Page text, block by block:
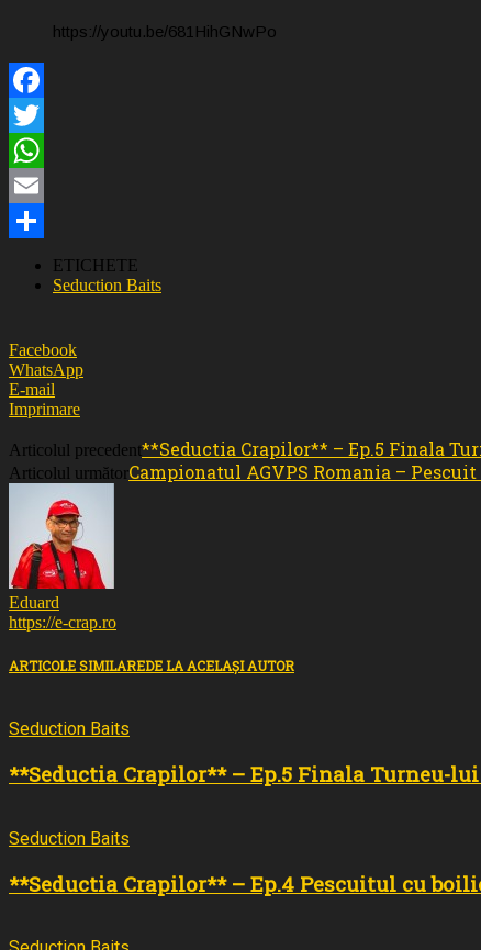
https://youtu.be/681HihGNwPo
Facebook
Twitter
WhatsApp
Email
Partajează
ETICHETE
Seduction Baits
Facebook
WhatsApp
E-mail
Imprimare
Articolul precedent**Seductia Crapilor** – Ep.5 Finala
Articolul următorCampionatul AGVPS Romania – Pescuit
Eduard
https://e-crap.ro
ARTICOLE SIMILAREDE LA ACELAȘI AUTOR
Seduction Baits
**Seductia Crapilor** – Ep.5 Finala Turneu-
Seduction Baits
**Seductia Crapilor** – Ep.4 Pescuitul cu